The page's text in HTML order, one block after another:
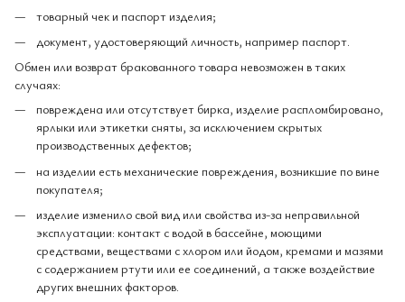
товарный чек и паспорт изделия;
документ, удостоверяющий личность, например паспорт.
Обмен или возврат бракованного товара невозможен в таких
случаях:
повреждена или отсутствует бирка, изделие распломбировано,
ярлыки или этикетки сняты, за исключением скрытых
производственных дефектов;
на изделии есть механические повреждения, возникшие по вине
покупателя;
изделие изменило свой вид или свойства из-за неправильной
эксплуатации: контакт с водой в бассейне, моющими
средствами, веществами с хлором или йодом, кремами и мазями
с содержанием ртути или ее соединений, а также воздействие
других внешних факторов.